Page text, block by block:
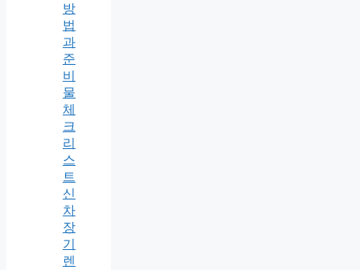
방
법
과
준
비
물
체
크
리
스
트
신
차
장
기
렌